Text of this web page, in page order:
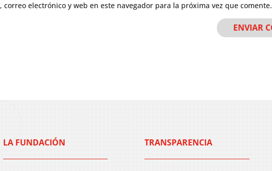
correo electrónico y web en este navegador para la próxima vez que comente.
LA FUNDACIÓN TRANSPARENCIA